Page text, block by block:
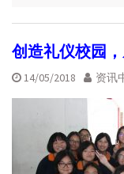
创造礼仪校园，
14/05/2018 资讯